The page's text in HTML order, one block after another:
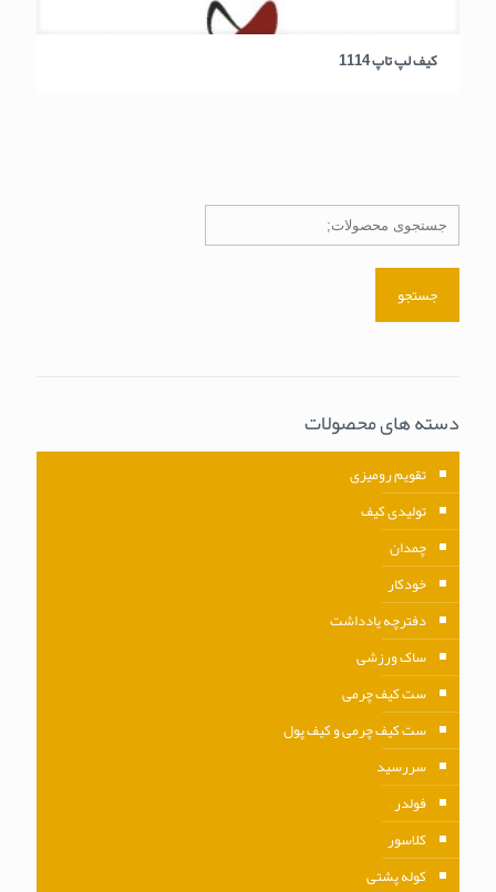
کیف لپ تاپ 1114
جستجو
دسته های محصولات
تقویم رومیزی
تولیدی کیف
چمدان
خودکار
دفترچه یادداشت
ساک ورزشی
ست کیف چرمی
ست کیف چرمی و کیف پول
سررسید
فولدر
کلاسور
کوله پشتی